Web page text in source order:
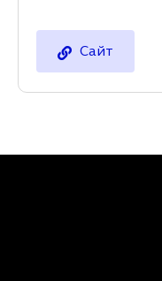
Сайт